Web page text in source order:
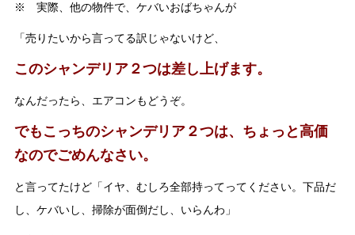
※ 実際、他の物件で、ケバいおばちゃんが
「売りたいから言ってる訳じゃないけど、
このシャンデリア２つは差し上げます。
なんだったら、エアコンもどうぞ。
でもこっちのシャンデリア２つは、ちょっと高価
なのでごめんなさい。
と言ってたけど「イヤ、むしろ全部持ってってください。下品だ
し、ケバいし、掃除が面倒だし、いらんわ」